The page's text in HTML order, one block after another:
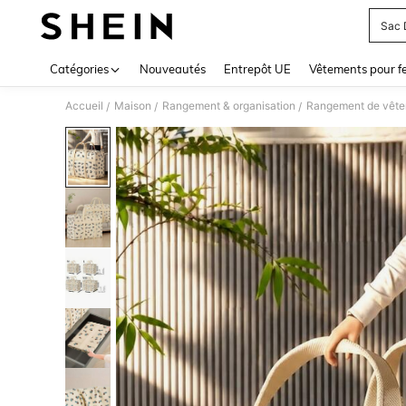
Sac
Catégories Nouveautés Entrepôt UE Vêtements pour
Accueil / Maison / Rangement & organisation / Rangement de